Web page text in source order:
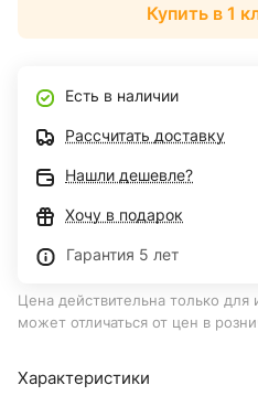
Характеристики
Купить в 1
Есть в наличии
Рассчитать доставку
Нашли дешевле?
Хочу в подарок
Гарантия 5 лет
Цена действительна только для
может отличаться от цен в